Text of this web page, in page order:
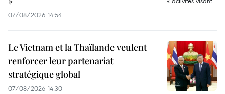
07/08/2026 14:54
Le Vietnam et la Thaïlande veulent
renforcer leur partenariat
stratégique global
07/08/2026 14:30